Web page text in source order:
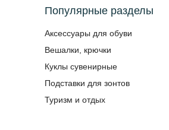
Популярные разделы
Аксессуары для обуви
Вешалки, крючки
Куклы сувенирные
Подставки для зонтов
Туризм и отдых